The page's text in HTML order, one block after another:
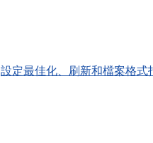
設定最佳化、刷新和檔案格式